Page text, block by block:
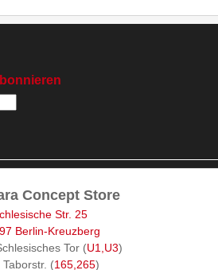
Concept Store
Str. 25
Berlin-Kreuzberg
Tor (U1,U3)
Taborstr. (165,265)